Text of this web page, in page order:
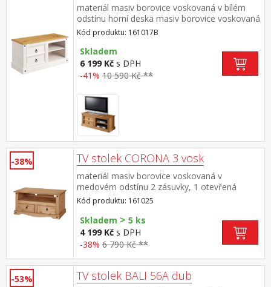
materiál masiv borovice voskovaná v bílém
odstínu horní deska masiv borovice voskovaná
v medovém odstínu 2 malé zásuvky, 1 police,
kovové ozdobné úchytky součást sestavy
Corona bílá
Kód produktu: 161017B
Skladem
6 199 Kč s DPH
-41% 10 590 Kč **
-38% TV stolek CORONA 3 vosk
materiál masiv borovice voskovaná v
medovém odstínu 2 zásuvky, 1 otevřená
police, kovové ozdobné úchytky součást
sestavy Corona 3
Kód produktu: 161025
Skladem > 5 ks
4 199 Kč s DPH
-38% 6 790 Kč **
-53% TV stolek BALI 56A dub